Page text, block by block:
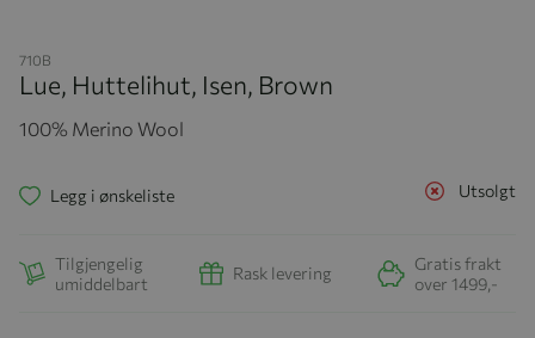
710B
Lue, Huttelihut, Isen, Brown
100% Merino Wool
Utsolgt
Legg i ønskeliste
Tilgjengelig
umiddelbart
Rask levering
Gratis frakt
over 1499,-